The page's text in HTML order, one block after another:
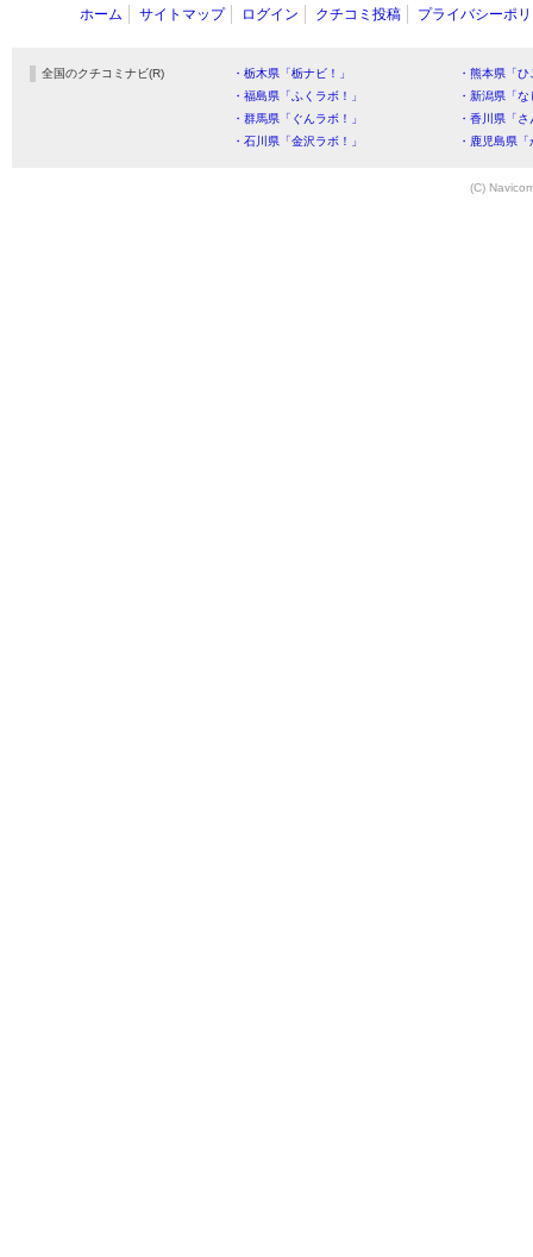
ホーム サイトマップ ログイン クチコミ投稿 プライバシーポ
全国のクチコミナビ(R) ・栃木県「栃ナビ！」
・熊本県「
・福島県「ふくラボ！」
・新潟県「
・群馬県「ぐんラボ！」
・香川県「
・石川県「金沢ラボ！」
・鹿児島県
(C)